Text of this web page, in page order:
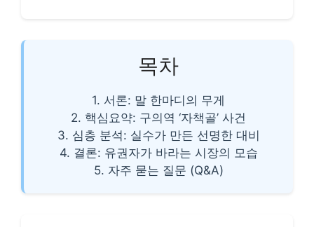
목차
1. 서론: 말 한마디의 무게
2. 핵심요약: 구의역 ‘자책골’ 사건
3. 심층 분석: 실수가 만든 선명한 대비
4. 결론: 유권자가 바라는 시장의 모습
5. 자주 묻는 질문 (Q&A)